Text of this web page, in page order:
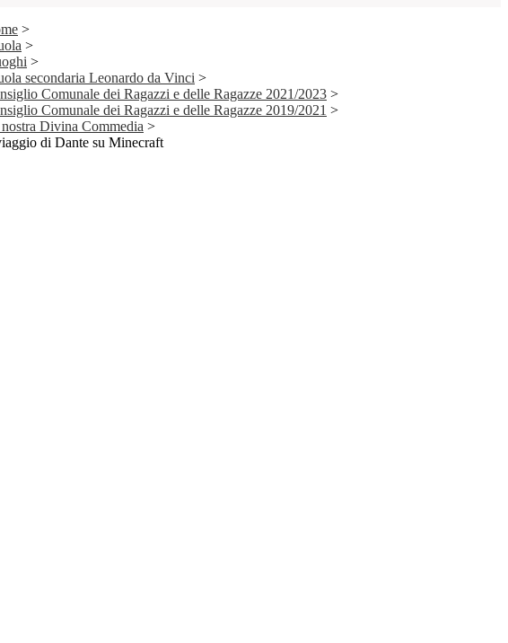
>
>
>
secondaria Leonardo da Vinci >
Comunale dei Ragazzi e delle Ragazze 2021/2023 >
Comunale dei Ragazzi e delle Ragazze 2019/2021 >
Divina Commedia >
di Dante su Minecraft